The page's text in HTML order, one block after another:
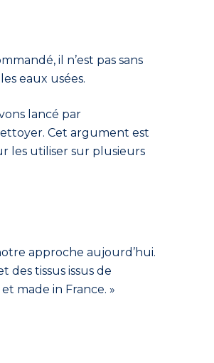
il n’est pas sans
eaux usées.
lancé par
Cet argument est
les utiliser sur plusieurs
approche aujourd’hui.
destissus issus de
made in France. »